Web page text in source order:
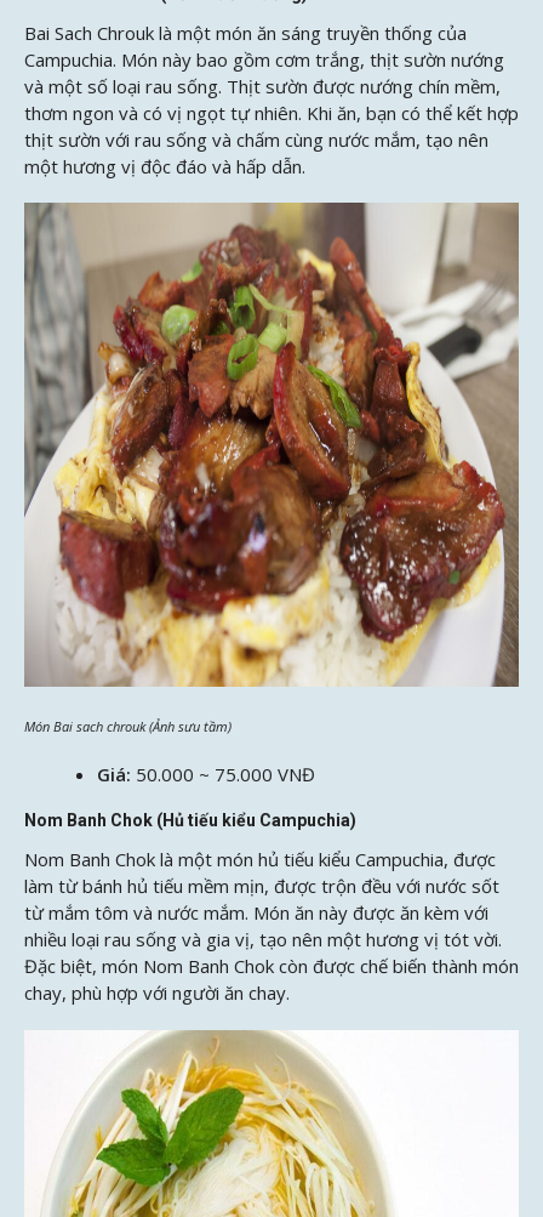
Bai Sach Chrouk là một món ăn sáng truyền thống của
Campuchia. Món này bao gồm cơm trắng, thịt sườn nướng
và một số loại rau sống. Thịt sườn được nướng chín mềm,
thơm ngon và có vị ngọt tự nhiên. Khi ăn, bạn có thể kết hợp
thịt sườn với rau sống và chấm cùng nước mắm, tạo nên
một hương vị độc đáo và hấp dẫn.
Món Bai sach chrouk (Ảnh sưu tầm)
Giá: 50.000 ~ 75.000 VNĐ
Nom Banh Chok (Hủ tiếu kiểu Campuchia)
Nom Banh Chok là một món hủ tiếu kiểu Campuchia, được
làm từ bánh hủ tiếu mềm mịn, được trộn đều với nước sốt
từ mắm tôm và nước mắm. Món ăn này được ăn kèm với
nhiều loại rau sống và gia vị, tạo nên một hương vị tót vời.
Đặc biệt, món Nom Banh Chok còn được chế biến thành món
chay, phù hợp với người ăn chay.